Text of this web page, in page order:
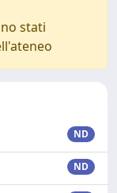
stati
ND
ND